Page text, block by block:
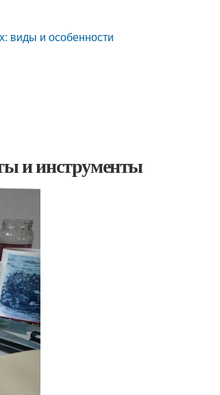
виды и особенности
и инструменты